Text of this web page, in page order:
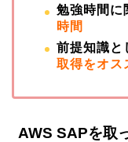
勉強時間に
時間
前提知識と
取得をオス
AWS SAPを取